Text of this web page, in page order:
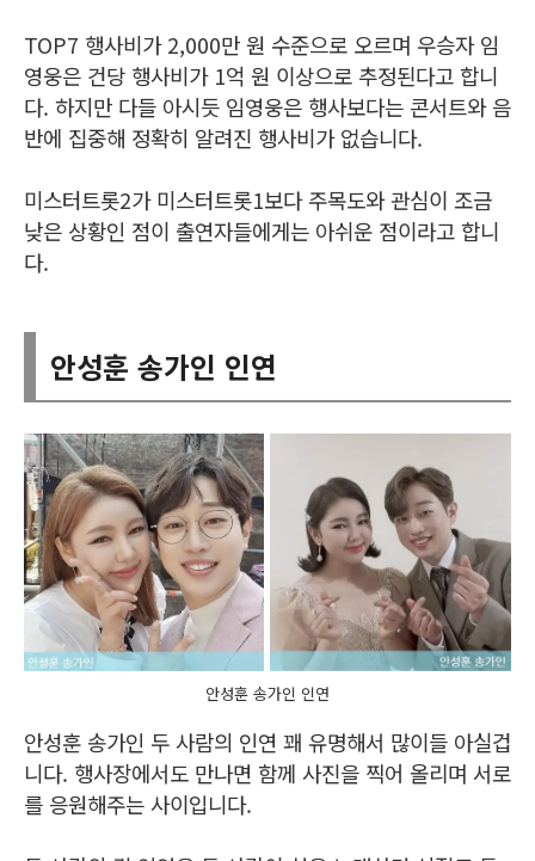
TOP7 행사비가 2,000만 원 수준으로 오르며 우승자 임
영웅은 건당 행사비가 1억 원 이상으로 추정된다고 합니
다. 하지만 다들 아시듯 임영웅은 행사보다는 콘서트와 음
반에 집중해 정확히 알려진 행사비가 없습니다.
미스터트롯2가 미스터트롯1보다 주목도와 관심이 조금
낮은 상황인 점이 출연자들에게는 아쉬운 점이라고 합니
다.
안성훈 송가인 인연
안성훈 송가인 인연
안성훈 송가인 두 사람의 인연 꽤 유명해서 많이들 아실겁
니다. 행사장에서도 만나면 함께 사진을 찍어 올리며 서로
를 응원해주는 사이입니다.